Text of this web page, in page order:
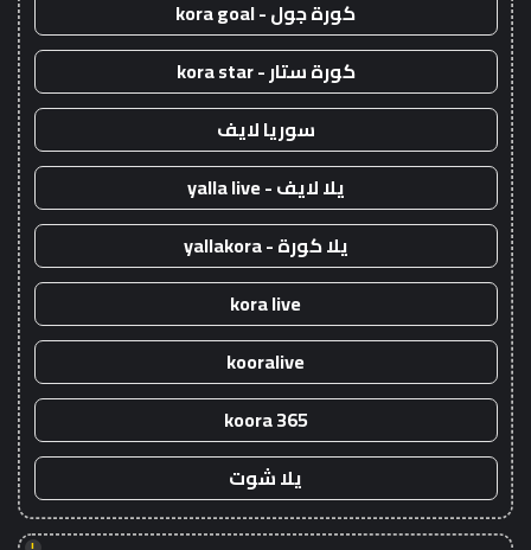
كورة جول - kora goal
كورة ستار - kora star
سوريا لايف
يلا لايف - yalla live
يلا كورة - yallakora
kora live
kooralive
koora 365
يلا شوت